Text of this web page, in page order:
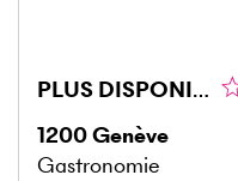
PLUS DISPONIBLE PLUS DISPONIBLE
1200Genève
Gastronomie